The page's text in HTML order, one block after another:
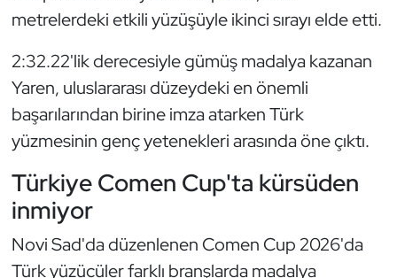
metrelerdeki etkili yüzüşüyle ikinci sırayı elde etti.
2:32.22'lik derecesiyle gümüş madalya kazanan
Yaren, uluslararası düzeydeki en önemli
başarılarından birine imza atarken Türk
yüzmesinin genç yetenekleri arasında öne çıktı.
Türkiye Comen Cup'ta kürsüden
inmiyor
Novi Sad'da düzenlenen Comen Cup 2026'da
Türk yüzücüler farklı branşlarda madalya
Kick Boks
Kürek
Masa Tenisi
Modern Pentatlon
Motor Sporları